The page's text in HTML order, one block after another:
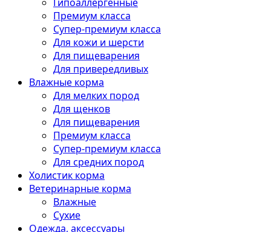
Премиум класса
Супер-премиум класса
Для кожи и шерсти
Для пищеварения
Для привередливых
Влажные корма
Для мелких пород
Для щенков
Для пищеварения
Премиум класса
Супер-премиум класса
Для средних пород
Холистик корма
Ветеринарные корма
Влажные
Сухие
Одежда, аксессуары